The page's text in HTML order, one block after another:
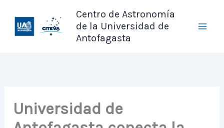
contenido
Centro de Astronomía
de la Universidad de
Antofagasta
Universidad de